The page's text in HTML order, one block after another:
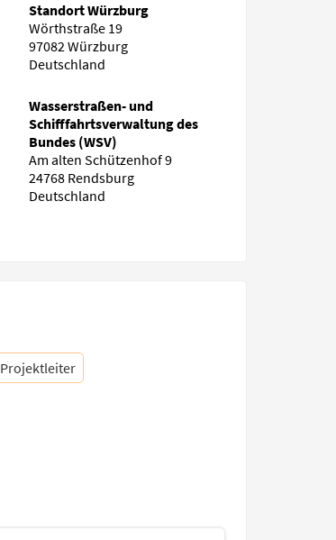
Standort Würzburg
Wörthstraße 19
97082 Würzburg
Deutschland
Wasserstraßen- und
Schifffahrtsverwaltung des
Bundes (WSV)
Am alten Schützenhof 9
24768 Rendsburg
Deutschland
Projektleiter